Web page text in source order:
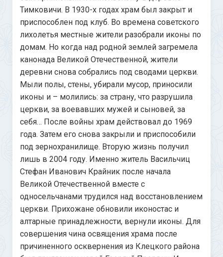
Тимковичи. В 1930-х годах храм был закрыт и
приспособлен под клуб. Во времена советского
лихолетья местные жители разобрали иконы по
домам. Но когда над родной землей загремела
канонада Великой Отечественной, жители
деревни снова собрались под сводами церкви.
Мыли полы, стены, убирали мусор, приносили
иконы и – молились: за страну, что разрушила
церкви, за воевавших мужей и сыновей, за
себя… После войны храм действовал до 1969
года. Затем его снова закрыли и приспособили
под зернохранилище. Вторую жизнь получил
лишь в 2004 году. Именно житель Васильчиц
Стефан Иванович Крайник после начала
Великой Отечественной вместе с
односельчанами трудился над восстановлением
церкви. Прихожане обновили иконостас и
алтарные принадлежности, вернули иконы. Для
совершения чина освящения храма после
причиненного осквернения из Клецкого района